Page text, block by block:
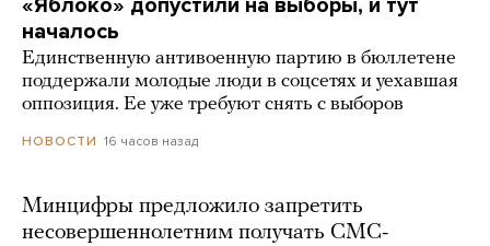
«Яблоко» допустили на выборы, и тут
началось
Единственную антивоенную партию в бюллетене
поддержали молодые люди в соцсетях и уехавшая
оппозиция. Ее уже требуют снять с выборов
НОВОСТИ 16 часов назад
Минцифры предложило запретить
несовершеннолетним получать СМС-